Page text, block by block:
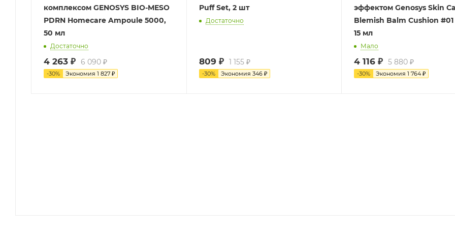
комплексом GENOSYS BIO-MESO
PDRN Homecare Ampoule 5000,
50 мл
Достаточно
4 263 ₽ 6 090 ₽
-30% Экономия 1 827 ₽
Puff Set, 2 шт
Достаточно
809₽ 1 155₽
-30% Экономия 346₽
эффектом Genosys Skin
Blemish Balm Cushion #01
15 мл
Мало
4 116 ₽ 5 880 ₽
-30% Экономия 1 764 ₽